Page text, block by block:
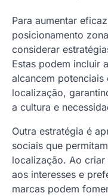
Para aumentar
posicionamento
considerar
Estas podem incluir
alcancem potenciais
localização,
a cultura e
Outra estratégia é
sociais que
localização. Ao
aos interesses e
marcas podem